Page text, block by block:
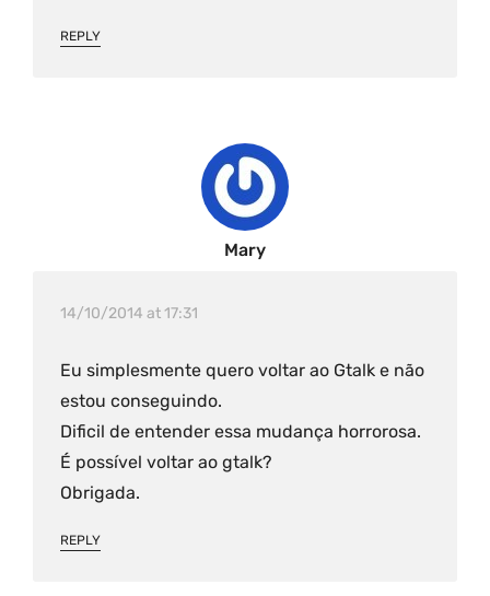
REPLY
Mary
14/10/2014 at 17:31
Eu simplesmente quero voltar ao Gtalk e não
estou conseguindo.
Dificil de entender essa mudança horrorosa.
É possível voltar ao gtalk?
Obrigada.
REPLY